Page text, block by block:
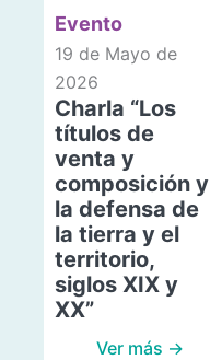
Evento
19 de Mayo de
2026
Charla “Los
títulos de
venta y
composición y
la defensa de
la tierra y el
territorio,
siglos XIX y
XX”
Ver más →